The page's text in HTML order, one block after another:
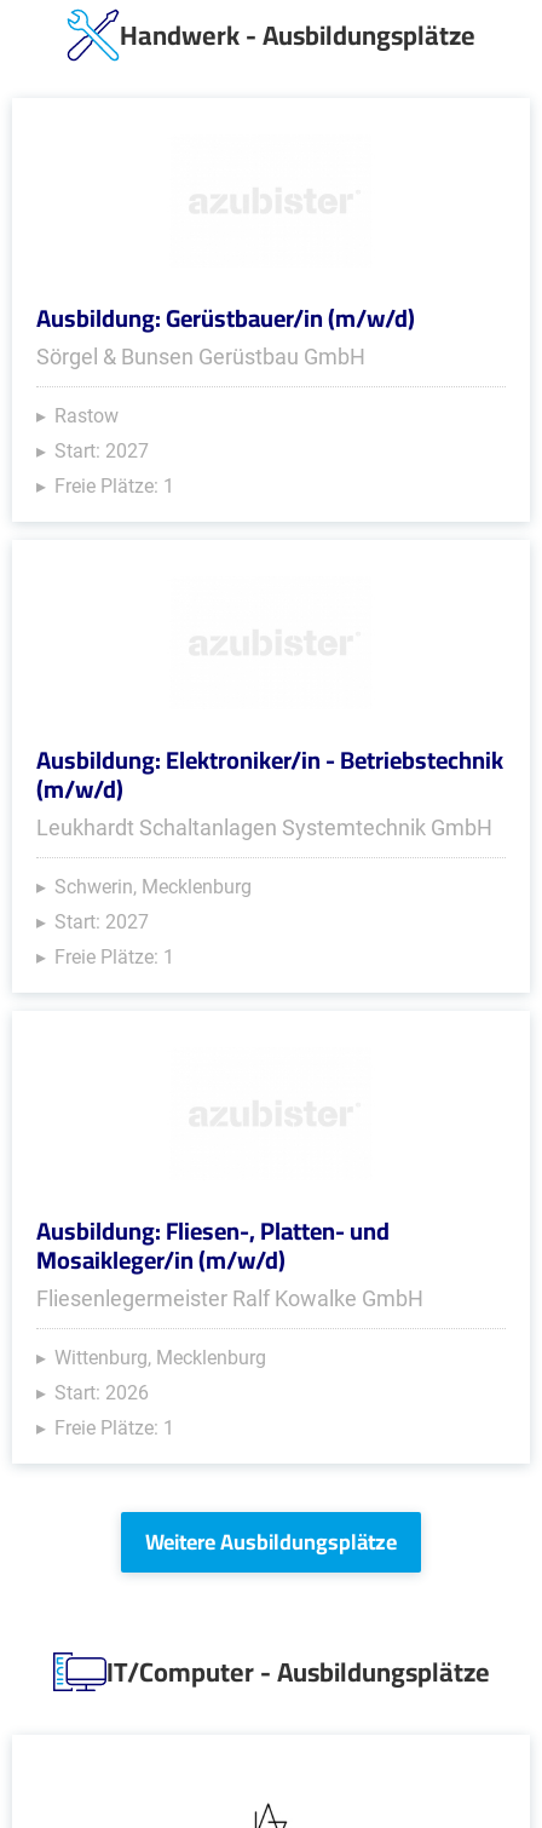
Handwerk - Ausbildungsplätze
Ausbildung: Gerüstbauer/in (m/w/d)
Sörgel & Bunsen Gerüstbau GmbH
Rastow
Start: 2027
Freie Plätze: 1
Ausbildung: Elektroniker/in - Betriebstechnik
(m/w/d)
Leukhardt Schaltanlagen Systemtechnik GmbH
Schwerin, Mecklenburg
Start: 2027
Freie Plätze: 1
Ausbildung: Fliesen-, Platten- und
Mosaikleger/in (m/w/d)
Fliesenlegermeister Ralf Kowalke GmbH
Wittenburg, Mecklenburg
Start: 2026
Freie Plätze: 1
Weitere Ausbildungsplätze
IT/Computer - Ausbildungsplätze